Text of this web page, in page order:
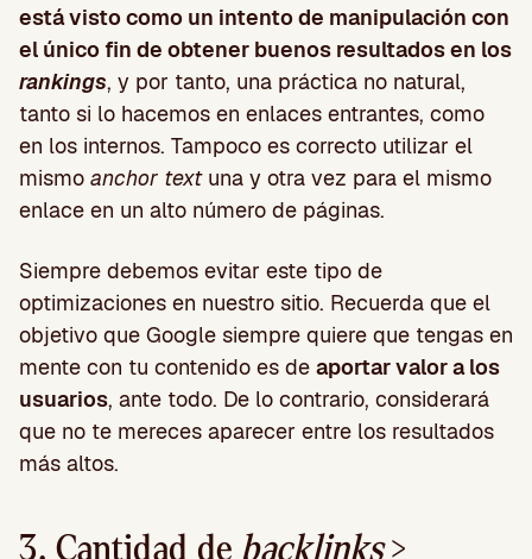
está visto como un intento de manipulación con
el único fin de obtener buenos resultados en los
rankings, y por tanto, una práctica no natural,
tanto si lo hacemos en enlaces entrantes, como
en los internos. Tampoco es correcto utilizar el
mismo anchor textuna y otra vez para el mismo
enlace en un alto número de páginas.
Siempre debemos evitar este tipo de
optimizaciones en nuestro sitio. Recuerda que el
objetivo que Google siempre quiere que tengas en
mente con tu contenido es de aportar valor a los
usuarios, ante todo. De lo contrario, considerará
que no te mereces aparecer entre los resultados
más altos.
3. Cantidad de backlinks>